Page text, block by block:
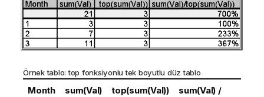
Örnek tablo:top fonksiyonlu tek boyutlu düz tablo
Month sum(Val) top(sum(Val))
sum(Val) /